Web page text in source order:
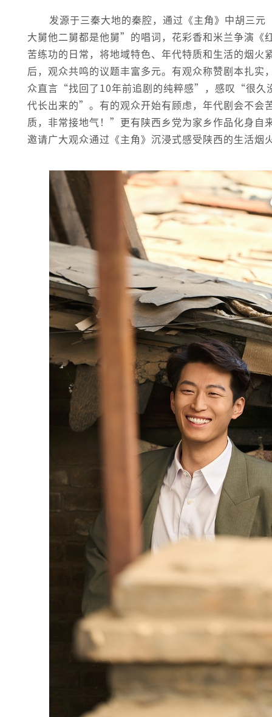
发源于三秦大地的秦腔，通过《主角》中胡三
大舅他二舅都是他舅”的唱词，花彩香和米兰争演《
苦练功的日常，将地域特色、年代特质和生活的烟
后，观众共鸣的议题丰富多元。有观众称赞剧本扎
众直言“找回了10年前追剧的纯粹感”，感叹“很久
代长出来的”。有的观众开始有顾虑，年代剧会不
质，非常接地气！”更有陕西乡党为家乡作品化身
邀请广大观众通过《主角》沉浸式感受陕西的生活烟